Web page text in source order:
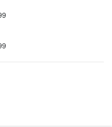
。
未来が見えてくるかもしれま
いらっしゃいませ」ができ
の押し付けなし！）
げる”んだし。
いらっしゃいませ」ができ
夫。自信を持ってできること
しっかりサポートします。
接客スキルもどんどん磨け